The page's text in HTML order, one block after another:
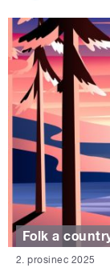
Folk a
2. prosinec 2025